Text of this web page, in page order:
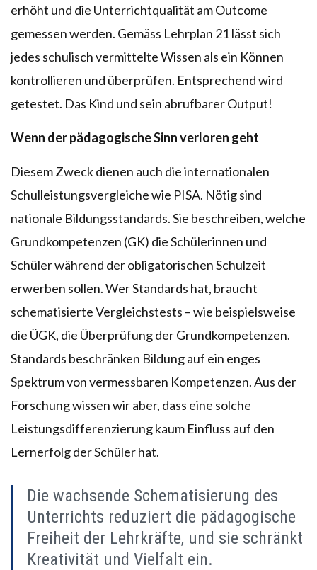
erhöht und die Unterrichtqualität am Outcome
gemessen werden. Gemäss Lehrplan 21 lässt sich
jedes schulisch vermittelte Wissen als ein Können
kontrollieren und überprüfen. Entsprechend wird
getestet. Das Kind und sein abrufbarer Output!
Wenn derpädagogische Sinn verloren geht
Diesem Zweck dienen auch die internationalen
Schulleistungsvergleiche wie PISA. Nötig sind
nationale Bildungsstandards. Sie beschreiben, welche
Grundkompetenzen (GK) die Schülerinnen und
Schüler während der obligatorischen Schulzeit
erwerben sollen. Wer Standards hat, braucht
schematisierte Vergleichstests – wie beispielsweise
die ÜGK, die Überprüfung der Grundkompetenzen.
Standards beschränken Bildung auf ein enges
Spektrum von vermessbaren Kompetenzen. Aus der
Forschung wissen wir aber, dass eine solche
Leistungsdifferenzierung kaum Einfluss auf den
Lernerfolg der Schüler hat.
Die wachsende Schematisierung des
Unterrichts reduziert die pädagogische
Freiheit der Lehrkräfte, und sie schränkt
Kreativität und Vielfalt ein.